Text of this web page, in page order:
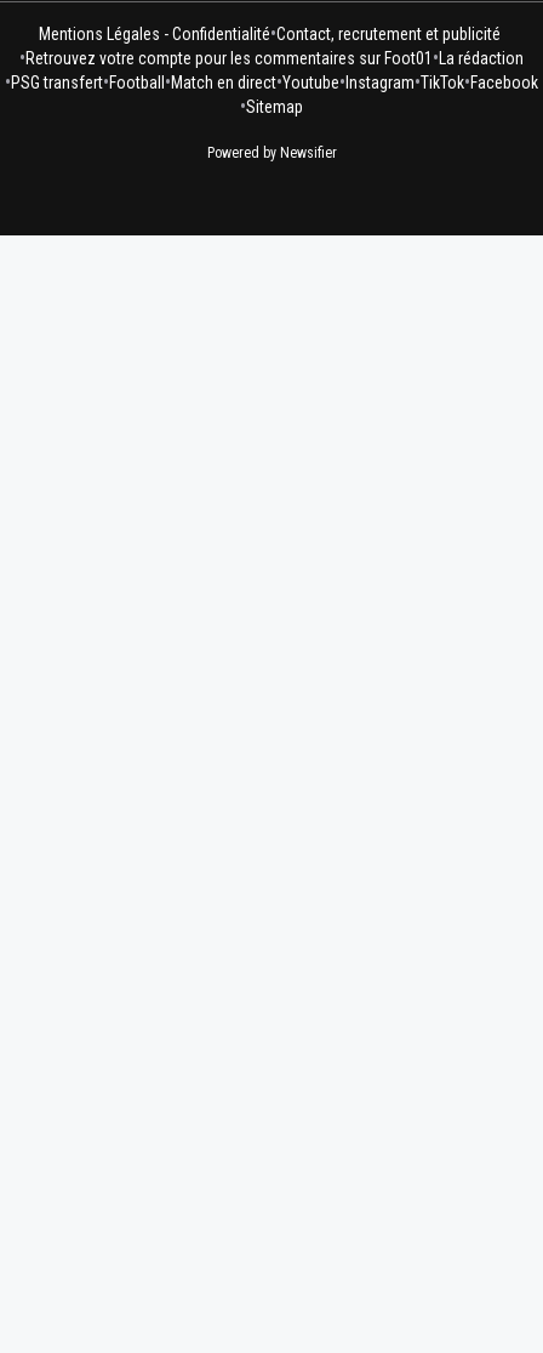
Mentions Légales - Confidentialité•Contact, recrutement et publicité
•Retrouvez votre compte pour les commentaires sur Foot01 • La rédaction
•PSG transfert•Football •Match en direct•Youtube• Instagram•TikTok•Facebook
•Sitemap
Powered by Newsifier